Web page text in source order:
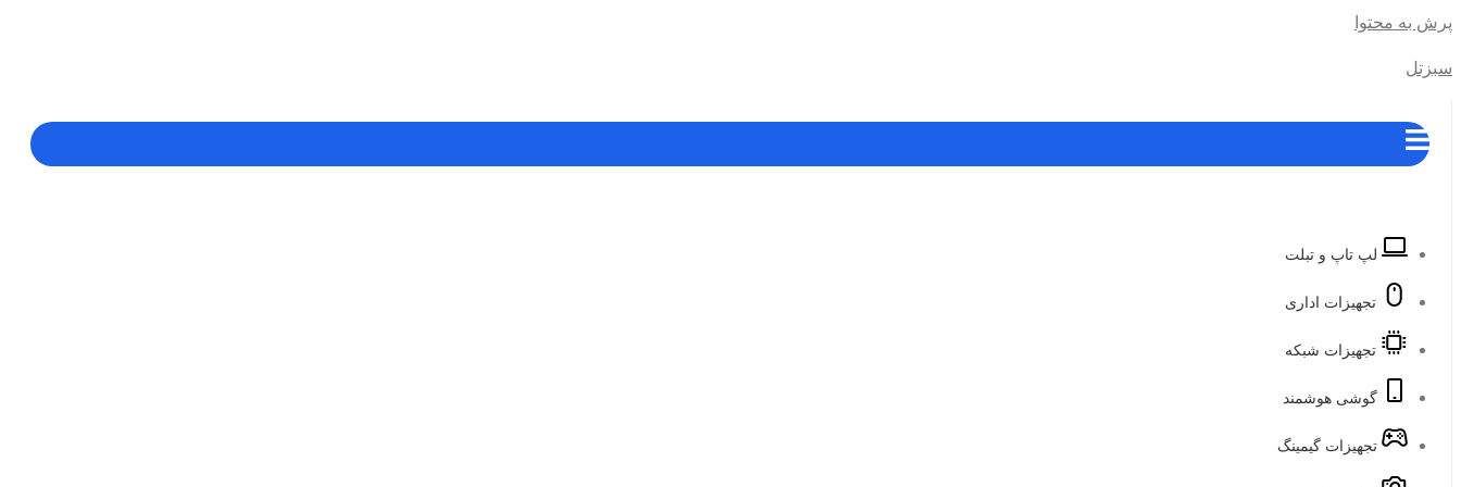
پرش به محتوا
سبزتل
لپ تاپ و تبلت
تجهیزات اداری
تجهیزات شبکه
گوشی هوشمند
تجهیزات گیمینگ